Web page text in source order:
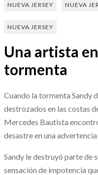
NUEVA JERSEY NUEVA
NUEVA JERSEY
Una artista
tormenta
Cuando la tormenta Sandy
destrozados en las costas
Mercedes Bautista
desastre en una
Sandy le destruyó parte de
sensación de impotencia